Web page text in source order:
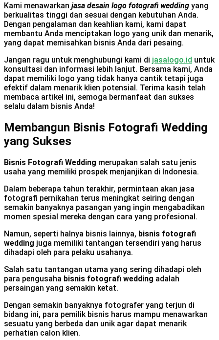
Kami menawarkan jasa desain logo fotografi wedding yang
berkualitas tinggi dan sesuai dengan kebutuhan Anda.
Dengan pengalaman dan keahlian kami, kami dapat
membantu Anda menciptakan logo yang unik dan menarik,
yang dapat memisahkan bisnis Anda dari pesaing.
Jangan ragu untuk menghubungi kami di jasalogo.id untuk
konsultasi dan informasi lebih lanjut. Bersama kami, Anda
dapat memiliki logo yang tidak hanya cantik tetapi juga
efektif dalam menarik klien potensial. Terima kasih telah
membaca artikel ini, semoga bermanfaat dan sukses
selalu dalam bisnis Anda!
Membangun Bisnis Fotografi Wedding
yang Sukses
Bisnis Fotografi Wedding merupakan salah satu jenis
usaha yang memiliki prospek menjanjikan di Indonesia.
Dalam beberapa tahun terakhir, permintaan akan jasa
fotografi pernikahan terus meningkat seiring dengan
semakin banyaknya pasangan yang ingin mengabadikan
momen spesial mereka dengan cara yang profesional.
Namun, seperti halnya bisnis lainnya, bisnis fotografi
wedding juga memiliki tantangan tersendiri yang harus
dihadapi oleh para pelaku usahanya.
Salah satu tantangan utama yang sering dihadapi oleh
para pengusaha bisnis fotografi wedding adalah
persaingan yang semakin ketat.
Dengan semakin banyaknya fotografer yang terjun di
bidang ini, para pemilik bisnis harus mampu menawarkan
sesuatu yang berbeda dan unik agar dapat menarik
perhatian calon klien.